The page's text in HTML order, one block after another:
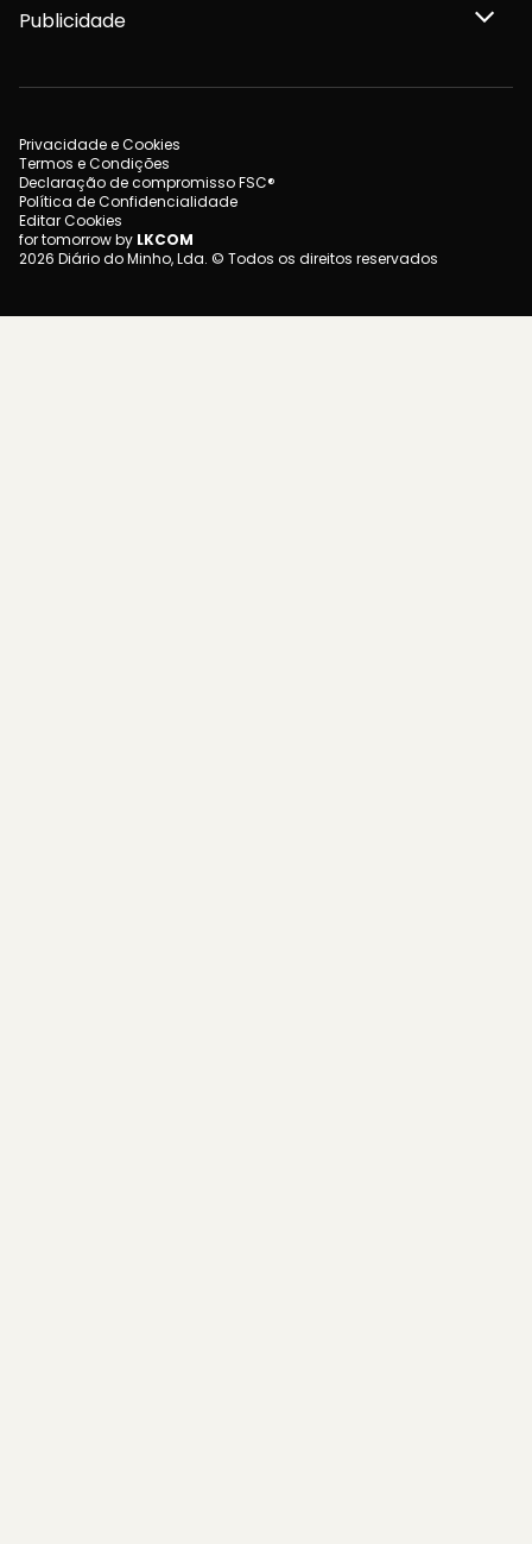
Publicidade
Privacidade e Cookies
Termos e Condições
Declaração de compromisso FSC®
Política de Confidencialidade
Editar Cookies
for tomorrow by LKCOM
2026 Diário do Minho, Lda. © Todos os direitos reservados